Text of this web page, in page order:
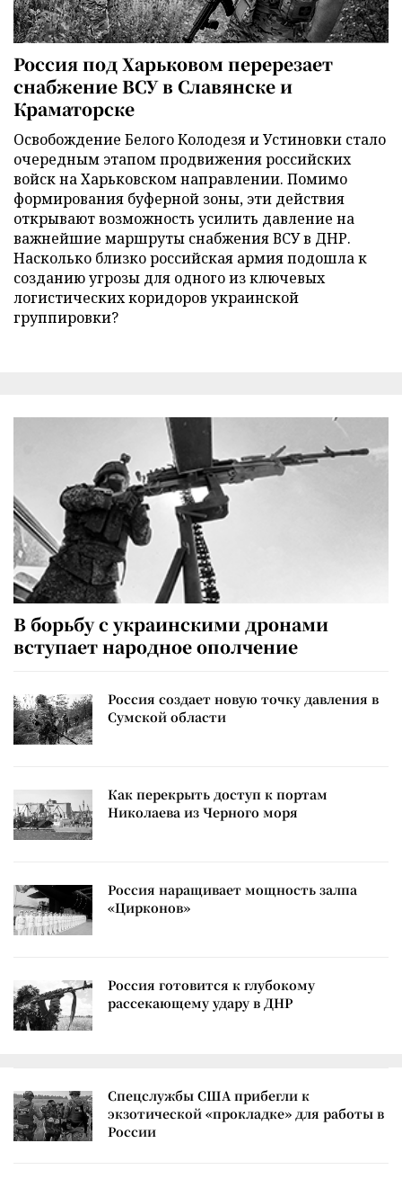
Россия под Харьковом перерезает
снабжение ВСУ в Славянске и
Краматорске
Освобождение Белого Колодезя и Устиновки стало
очередным этапом продвижения российских
войск на Харьковском направлении. Помимо
формирования буферной зоны, эти действия
открывают возможность усилить давление на
важнейшие маршруты снабжения ВСУ в ДНР.
Насколько близко российская армия подошла к
созданию угрозы для одного из ключевых
логистических коридоров украинской
группировки?
В борьбу с украинскими дронами
вступает народное ополчение
Россия создает новую точку давления в
Сумской области
Как перекрыть доступ к портам
Николаева из Черного моря
Россия наращивает мощность залпа
«Цирконов»
Россия готовится к глубокому
рассекающему удару в ДНР
Спецслужбы США прибегли к
экзотической «прокладке» для работы в
России